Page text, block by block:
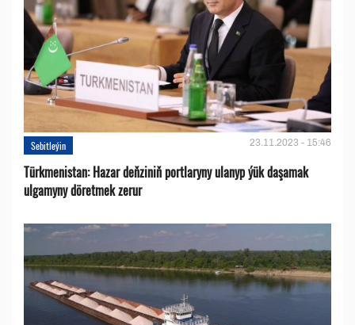
Sebitleýin 23.11.2023 - 15:46
Türkmenistan: Hazar deňziniň portlaryny ulanyp ýük daşamak
ulgamyny döretmek zerur